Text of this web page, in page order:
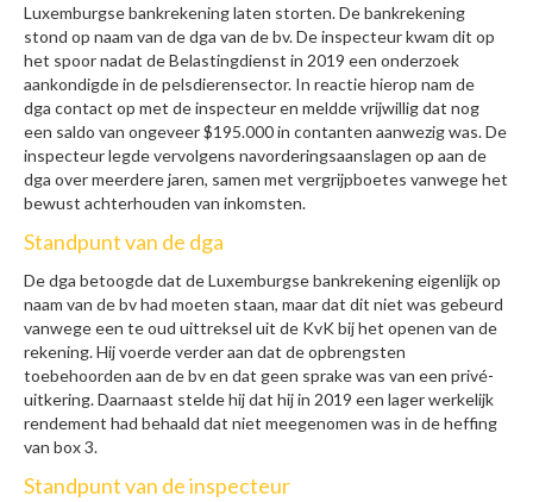
Luxemburgse bankrekening laten storten. De bankrekening
stond op naam van de dga van de bv. De inspecteur kwam dit op
het spoor nadat de Belastingdienst in 2019 een onderzoek
aankondigde in de pelsdierensector. In reactie hierop nam de
dga contact op met de inspecteur en meldde vrijwillig dat nog
een saldo van ongeveer $195.000 in contanten aanwezig was. De
inspecteur legde vervolgens navorderingsaanslagen op aan de
dga over meerdere jaren, samen met vergrijpboetes vanwege het
bewust achterhouden van inkomsten.
Standpunt van de dga
De dga betoogde dat de Luxemburgse bankrekening eigenlijk op
naam van de bv had moeten staan, maar dat dit niet was gebeurd
vanwege een te oud uittreksel uit de KvK bij het openen van de
rekening. Hij voerde verder aan dat de opbrengsten
toebehoorden aan de bv en dat geen sprake was van een privé-
uitkering. Daarnaast stelde hij dat hij in 2019 een lager werkelijk
rendement had behaald dat niet meegenomen was in de heffing
van box 3.
Standpunt van de inspecteur